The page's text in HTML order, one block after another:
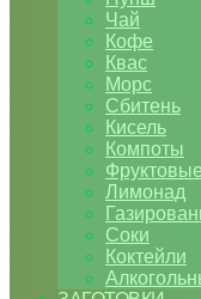
Чай
Кофе
Квас
Морс
Сбитень
Кисель
Компоты
Фруктовые
Лимонад
Соки
Коктейли